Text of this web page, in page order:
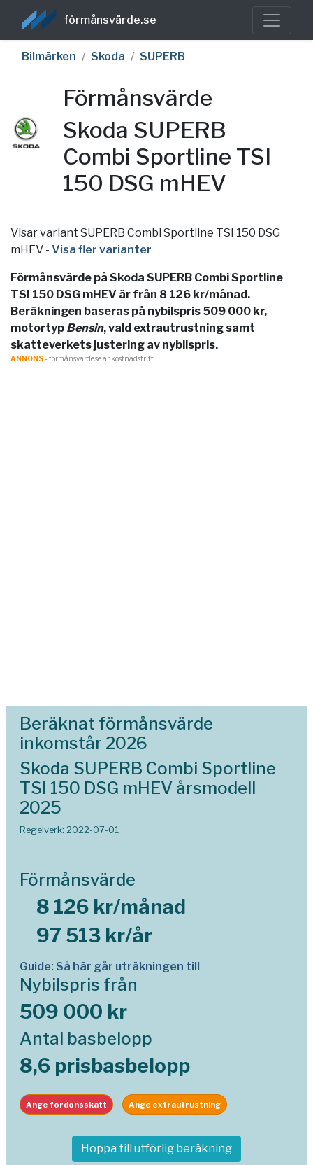
förmånsvärde.se
Bilmärken Skoda SUPERB
Förmånsvärde
Skoda SUPERB
Combi Sportline TSI
150 DSG mHEV
Visar variant SUPERB Combi Sportline TSI 150 DSG
mHEV - Visa fler varianter
Förmånsvärde på Skoda SUPERB Combi Sportline
TSI 150 DSG mHEV är från 8 126 kr/månad.
Beräkningen baseras på nybilspris 509 000 kr,
motortyp Bensin, vald extrautrustning samt
skatteverkets justering av nybilspris.
ANNONS- förmånsvärde.se är kostnadsfritt
Beräknat förmånsvärde
inkomstår 2026
Skoda SUPERB Combi Sportline
TSI 150 DSG mHEV årsmodell
2025
Regelverk: 2022-07-01
Förmånsvärde
8 126 kr/månad
97 513 kr/år
Guide: Så här går uträkningen till
Nybilspris från
509 000 kr
Antal basbelopp
8,6 prisbasbelopp
Ange fordonsskatt Ange extrautrustning
Hoppa till utförlig beräkning